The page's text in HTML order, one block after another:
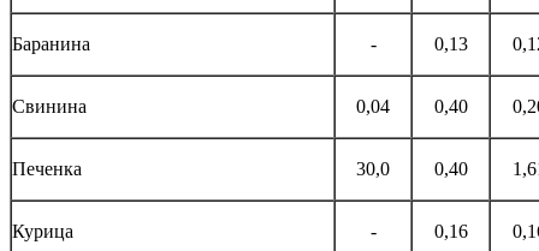
Баранина - 0,13
Свинина 0,04 0,40
Печенка 30,0 0,40
Курица - 0,16